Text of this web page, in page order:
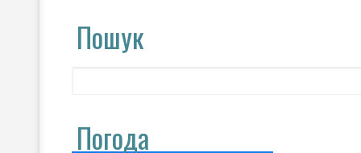
Пошук
Погода